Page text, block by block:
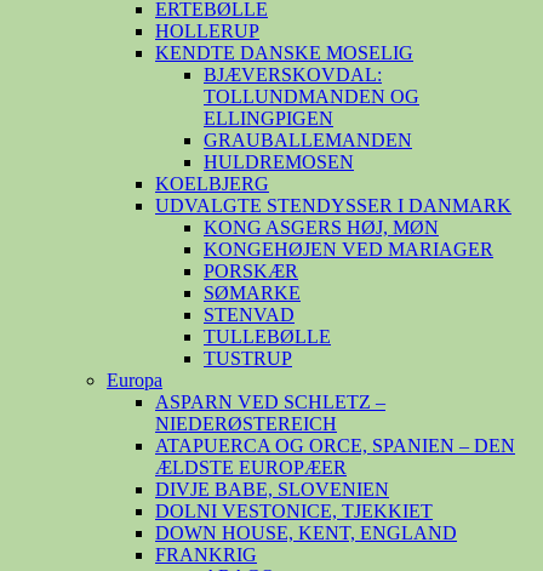
ERTEBØLLE
HOLLERUP
KENDTE DANSKE MOSELIG
BJÆVERSKOVDAL:
TOLLUNDMANDEN OG
ELLINGPIGEN
GRAUBALLEMANDEN
HULDREMOSEN
KOELBJERG
UDVALGTE STENDYSSER I DANMARK
KONG ASGERS HØJ, MØN
KONGEHØJEN VED MARIAGER
PORSKÆR
SØMARKE
STENVAD
TULLEBØLLE
TUSTRUP
Europa
ASPARN VED SCHLETZ –
NIEDERØSTEREICH
ATAPUERCA OG ORCE, SPANIEN – DEN
ÆLDSTE EUROPÆER
DIVJE BABE, SLOVENIEN
DOLNI VESTONICE, TJEKKIET
DOWN HOUSE, KENT, ENGLAND
FRANKRIG